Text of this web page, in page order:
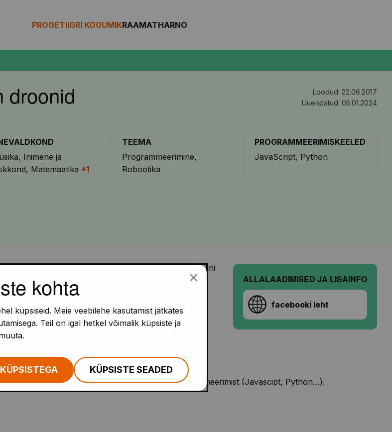
PROGETIIGRI KOGUMIKRAAMATHARNO
droonid
Loodud: 22.06.2017
Uuendatud: 05.01.2024
Inimene ja
Matemaatika +1
TEEMA
Programmeerimine
Robootika
PROGRAMMEERIMISKEELED
JavaScript Python
ALLALAADIMISED JA LISAINFO
facebooki leht
droonide revolutsiooni. Algklassidest kuni ülikoolini
- hõlmates teadust, tehnoloogiat, inseneeriat ja
ärimees Henri Seydoux - ta on ka luksusfirma
(Tynker, Blockly) ja tekstilist programmeerimist (Javascipt, Python…).
kohta
küpsiseid. Meie veebilehe kasutamist jätkates
Teil on igal hetkel võimalik küpsiste ja
KÜPSISTE SEADED
×